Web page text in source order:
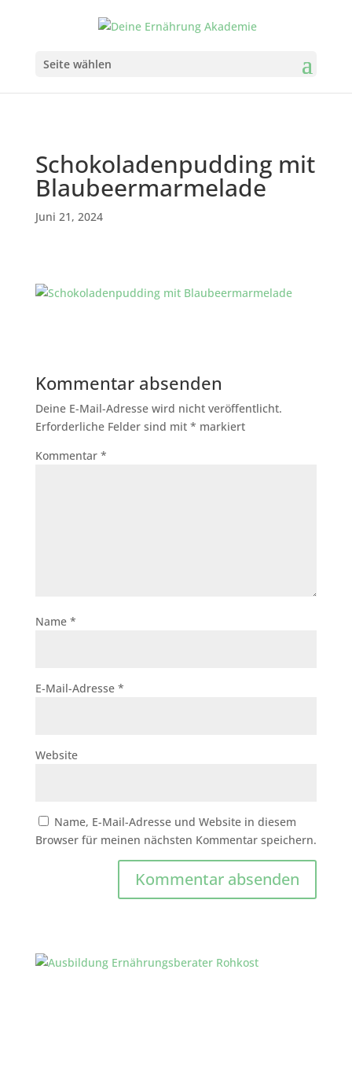
Seite wählen
Schokoladenpudding mit
Blaubeermarmelade
Juni 21, 2024
Kommentar absenden
Deine E-Mail-Adresse wird nicht veröffentlicht.
Erforderliche Felder sind mit * markiert
Kommentar *
Name *
E-Mail-Adresse *
Website
Name, E-Mail-Adresse und Website in diesem
Browser für meinen nächsten Kommentar speichern.